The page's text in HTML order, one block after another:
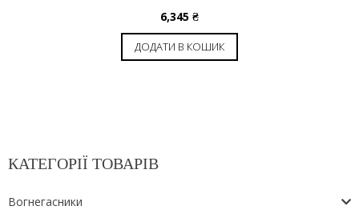
6,345 ₴
ДОДАТИ В КОШИК
КАТЕГОРІЇ ТОВАРІВ
Вогнегасники